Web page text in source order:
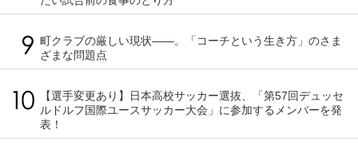
町クラブの厳しい現状――。「コーチという生き方」のさま
ざまな問題点
【選手変更あり】日本高校サッカー選抜、「第57回デュッセ
ルドルフ国際ユースサッカー大会」に参加するメンバーを発
表！